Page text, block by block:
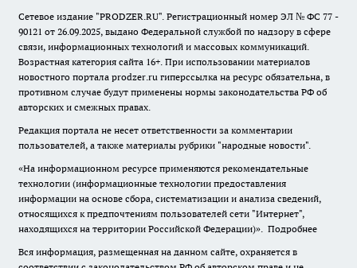
Сетевое издание "PRODZER.RU". Регистрационный номер ЭЛ № ФС 77 -
90121 от 26.09.2025, выдано Федеральной службой по надзору в сфере
связи, информационных технологий и массовых коммуникаций.
Возрастная категория сайта 16+. При использовании материалов
новостного портала prodzer.ru гиперссылка на ресурс обязательна, в
противном случае будут применены нормы законодательства РФ об
авторских и смежных правах.
Редакция портала не несет ответственности за комментарии
пользователей, а также материалы рубрики "народные новости".
«На информационном ресурсе применяются рекомендательные
технологии (информационные технологии предоставления
информации на основе сбора, систематизации и анализа сведений,
относящихся к предпочтениям пользователей сети "Интернет",
находящихся на территории Российской Федерации)». Подробнее
Вся информация, размещенная на данном сайте, охраняется в